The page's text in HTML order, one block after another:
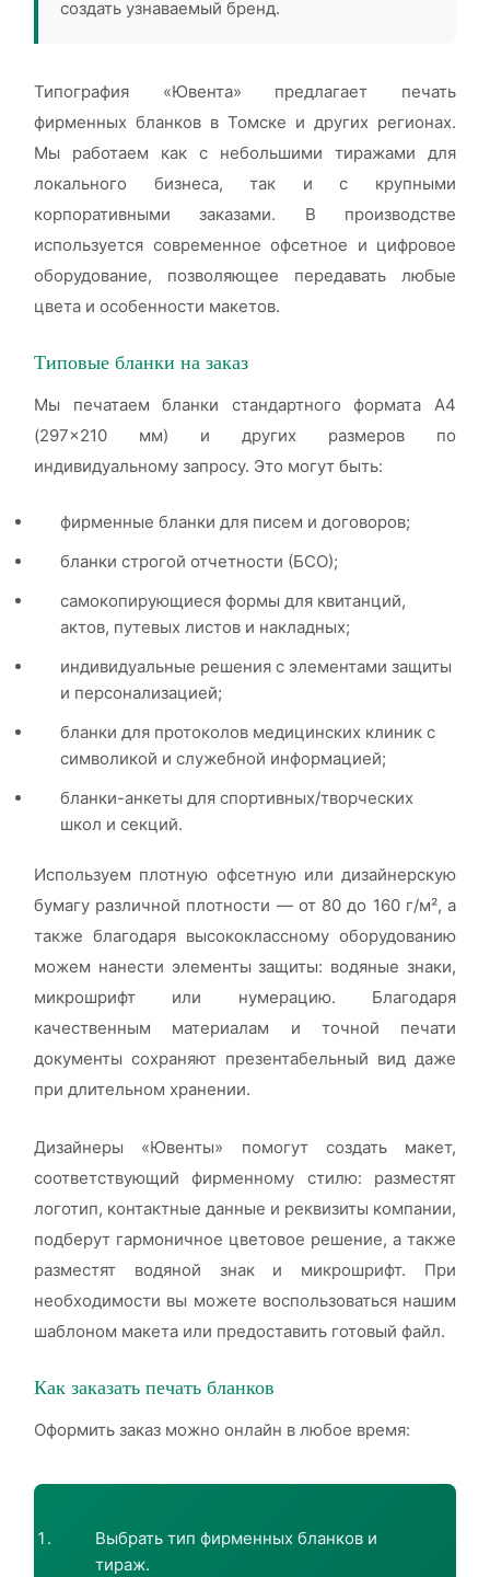
создать узнаваемый бренд.
Типография «Ювента» предлагает печать
фирменных бланков в Томске и других регионах.
Мы работаем как с небольшими тиражами для
локального бизнеса, так и с крупными
корпоративными заказами. В производстве
используется современное офсетное и цифровое
оборудование, позволяющее передавать любые
цвета и особенности макетов.
Типовые бланки на заказ
Мы печатаем бланки стандартного формата А4
(297×210 мм) и других размеров по
индивидуальному запросу. Это могут быть:
фирменные бланки для писем и договоров;
бланки строгой отчетности (БСО);
самокопирующиеся формы для квитанций,
актов, путевых листов и накладных;
индивидуальные решения с элементами защиты
и персонализацией;
бланки для протоколов медицинских клиник с
символикой и служебной информацией;
бланки-анкеты для спортивных/творческих
школ и секций.
Используем плотную офсетную или дизайнерскую
бумагу различной плотности — от 80 до 160 г/м², а
также благодаря высококлассному оборудованию
можем нанести элементы защиты: водяные знаки,
микрошрифт или нумерацию. Благодаря
качественным материалам и точной печати
документы сохраняют презентабельный вид даже
при длительном хранении.
Дизайнеры «Ювенты» помогут создать макет,
соответствующий фирменному стилю: разместят
логотип, контактные данные и реквизиты компании,
подберут гармоничное цветовое решение, а также
разместят водяной знак и микрошрифт. При
необходимости вы можете воспользоваться нашим
шаблоном макета или предоставить готовый файл.
Как заказать печать бланков
Оформить заказ можно онлайн в любое время:
Выбрать тип фирменных бланков и
тираж.